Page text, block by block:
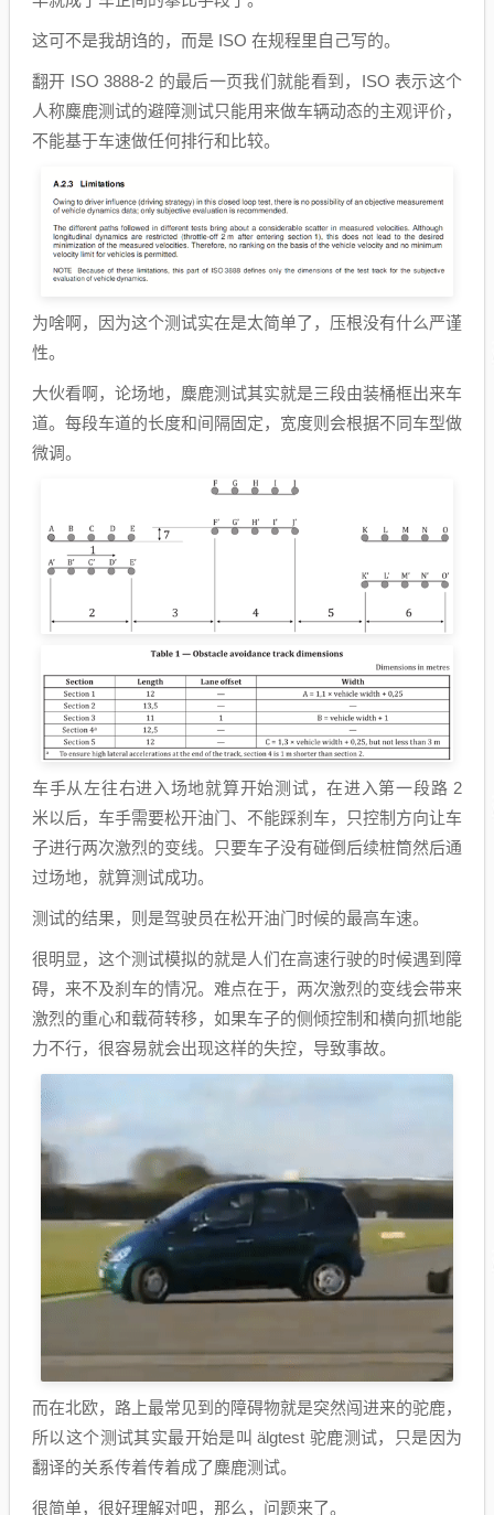
这可不是我胡诌的，而是 ISO 在规程里自己写的。
翻开 ISO 3888-2 的最后一页我们就能看到，ISO 表示这个
人称麋鹿测试的避障测试只能用来做车辆动态的主观评价，
不能基于车速做任何排行和比较。
为啥啊，因为这个测试实在是太简单了，压根没有什么严谨
性。
大伙看啊，论场地，麋鹿测试其实就是三段由装桶框出来车
道。每段车道的长度和间隔固定，宽度则会根据不同车型做
微调。
车手从左往右进入场地就算开始测试，在进入第一段路 2
米以后，车手需要松开油门、不能踩刹车，只控制方向让车
子进行两次激烈的变线。只要车子没有碰倒后续桩筒然后通
过场地，就算测试成功。
测试的结果，则是驾驶员在松开油门时候的最高车速。
很明显，这个测试模拟的就是人们在高速行驶的时候遇到障
碍，来不及刹车的情况。难点在于，两次激烈的变线会带来
激烈的重心和载荷转移，如果车子的侧倾控制和横向抓地能
力不行，很容易就会出现这样的失控，导致事故。
而在北欧，路上最常见到的障碍物就是突然闯进来的驼鹿，
所以这个测试其实最开始是叫 älgtest 驼鹿测试，只是因为
翻译的关系传着传着成了麋鹿测试。
很简单，很好理解对吧，那么，问题来了。